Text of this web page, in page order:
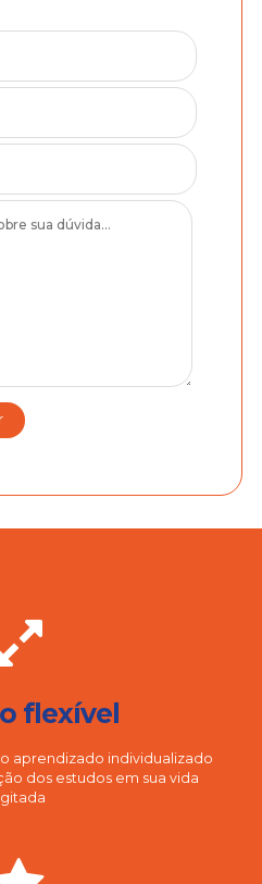
flexível
aprendizado individualizado
dos estudos em sua vida